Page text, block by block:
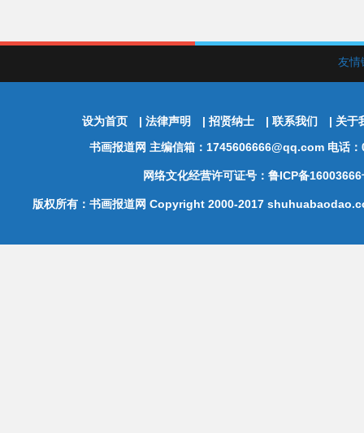
友
设为首页 | 法律声明 | 招贤纳士 | 联系我们 | 关于
书画报道网 主编信箱：1745606666@qq.com 电话
网络文化经营许可证号：鲁ICP备
版权所有：书画报道网 Copyright 2000-2017